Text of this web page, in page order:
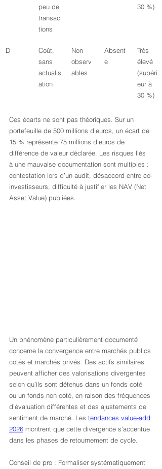
peu de
transac
tions
30 %)
D
Coût,
sans
actualis
ation
Non
observ
ables
Absent
e
Très
élevé
(supéri
eur à
30 %)
Ces écarts ne sont pas théoriques. Sur un
portefeuille de 500 millions d’euros, un écart de
15 % représente 75 millions d’euros de
différence de valeur déclarée. Les risques liés
à une mauvaise documentation sont multiples :
contestation lors d’un audit, désaccord entre co-
investisseurs, difficulté à justifier les NAV (Net
Asset Value) publiées.
Un phénomène particulièrement documenté
concerne la convergence entre marchés publics
cotés et marchés privés. Des actifs similaires
peuvent afficher des valorisations divergentes
selon qu’ils sont détenus dans un fonds coté
ou un fonds non coté, en raison des fréquences
d’évaluation différentes et des ajustements de
sentiment de marché. Les tendances value-add
2026 montrent que cette divergence s’accentue
dans les phases de retournement de cycle.
Conseil de pro : Formaliser systématiquement